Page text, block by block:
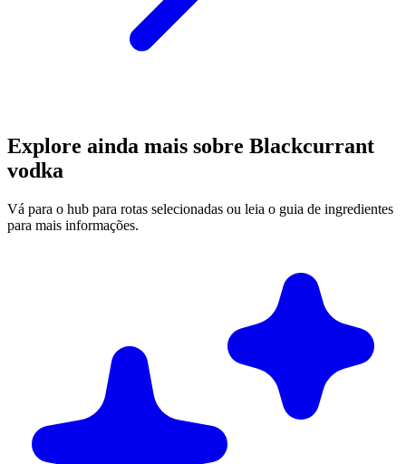
Explore ainda mais sobre Blackcurrant
vodka
Vá para o hub para rotas selecionadas ou leia o guia de ingredientes
para mais informações.